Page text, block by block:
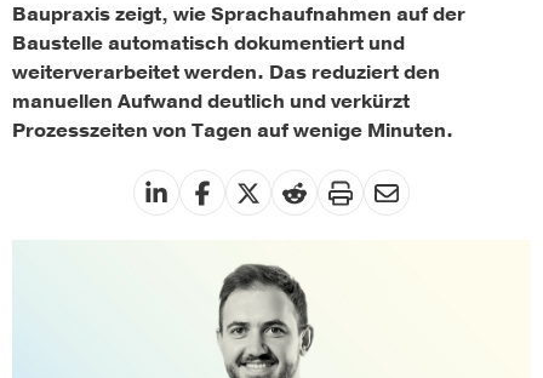
Baupraxis zeigt, wie Sprachaufnahmen auf der
Baustelle automatisch dokumentiert und
weiterverarbeitet werden. Das reduziert den
manuellen Aufwand deutlich und verkürzt
Prozesszeiten von Tagen auf wenige Minuten.